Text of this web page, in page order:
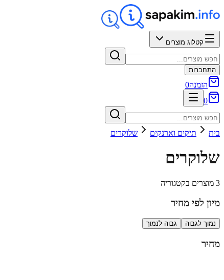
קטלוג מוצרים
התחברות
הזמנה0
0
בית תיקים וארנקים שלוקרים
שלוקרים
3 מוצרים בקטגוריה
מיון לפי מחיר
נמוך לגבוה גבוה לנמוך
מחיר